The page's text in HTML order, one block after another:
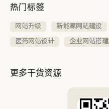
热门标签
网站升级 新能源网站建设
医药网站设计
企业网站搭建
更多干货资源